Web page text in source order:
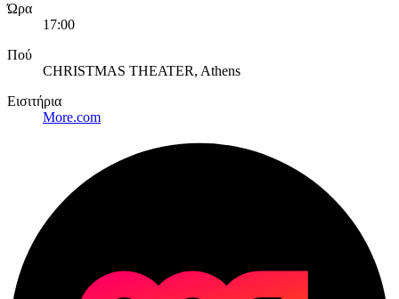
Ώρα
17:00
Πού
CHRISTMAS THEATER, Athens
Εισιτήρια
More.com